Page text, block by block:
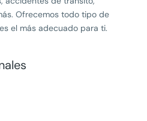
Ofrecemos todo tipo de
el más adecuado para ti.